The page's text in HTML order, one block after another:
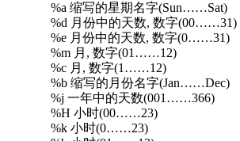
%a 缩写的星期名字(Sun……Sat)
%d 月份中的天数, 数字(00……31)
%e 月份中的天数, 数字(0……31)
%m 月, 数字(01……12)
%c 月, 数字(1……12)
%b 缩写的月份名字(Jan……Dec)
%j 一年中的天数(001……366)
%H 小时(00……23)
%k 小时(0……23)